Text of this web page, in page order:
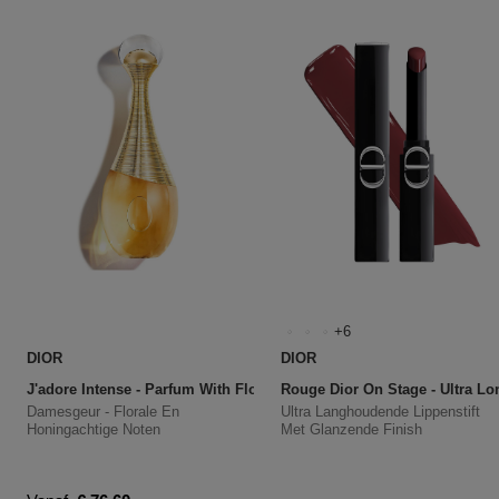
DIOR
J'adore Intense - Parfum With Floral And Honeyed Notes
Damesgeur - Florale En
Honingachtige Noten
6
DIOR
Rouge Dior On Stage - Ultra
Ultra Langhoudende Lippenstift
Met Glanzende Finish